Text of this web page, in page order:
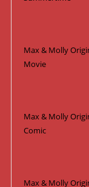
Max & Molly
Movie
Max & Molly
Comic
Max & Molly